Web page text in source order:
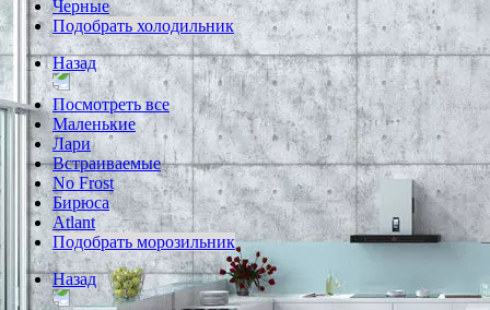
Черные
Подобрать холодильник
Назад
Посмотреть все
Маленькие
Лари
Встраиваемые
No Frost
Бирюса
Atlant
Подобрать морозильник
Назад